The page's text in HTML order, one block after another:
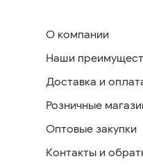
О компании
Наши
Доставка и
Розничные
Оптовые закупки
Контакты и